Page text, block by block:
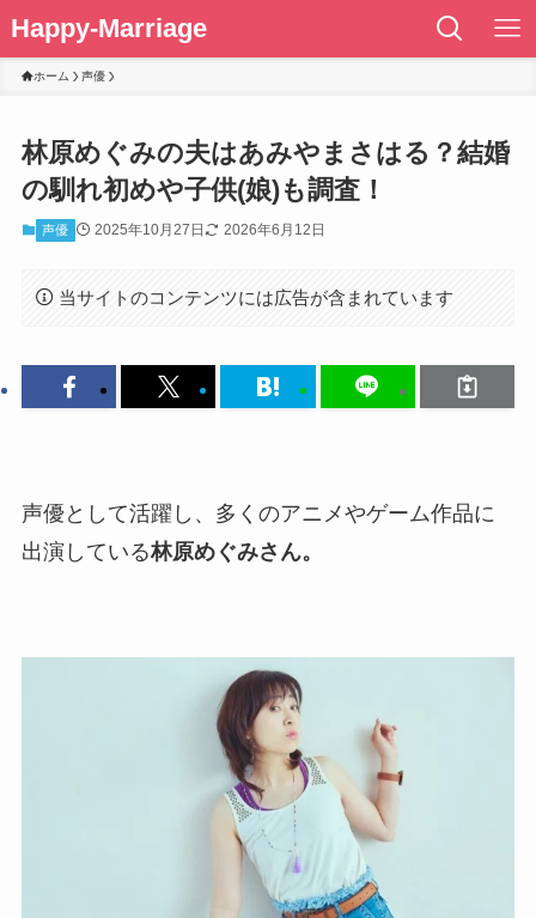
Happy-Marriage
ホーム 声優
林原めぐみの夫はあみやまさはる？結婚
の馴れ初めや子供(娘)も調査！
声優 2025年10月27日 2026年6月12日
当サイトのコンテンツには広告が含まれています
声優として活躍し、多くのアニメやゲーム作品に
出演している林原めぐみさん。